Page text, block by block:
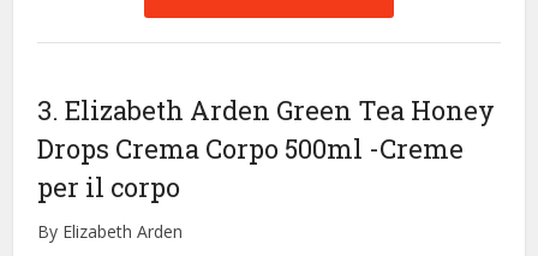
3. Elizabeth Arden Green Tea Honey
Drops Crema Corpo 500ml -Creme
per il corpo
By Elizabeth Arden